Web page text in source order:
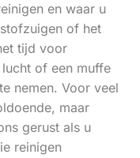
en waar u
of het
tijd voor
of een muffe
nemen. Voor veel
maar
gerust als u
reinigen